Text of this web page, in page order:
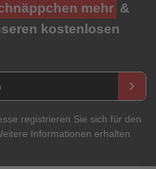
mehr &
kostenlosen
keyboard_arrow_right
registrieren Sie sich für den
Informationen erhalten